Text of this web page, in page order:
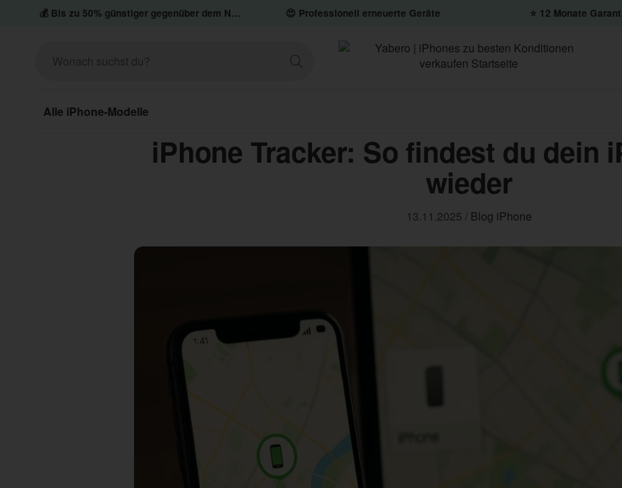
💰 Bis zu 50% günstiger gegenüber dem Neupreis 😍 Professionell erneuerte Geräte ⭐️ 12 Monate
Alle iPhone-Modelle
iPhone Tracker: So findest du dein
wieder
13.11.2025 / Blog iPhone